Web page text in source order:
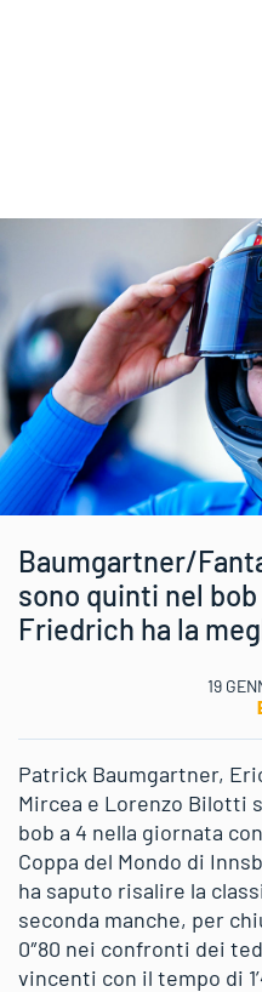
Baumgartner/
sono quinti nel
Friedrich ha la
19
Patrick Baumgartner,
Mircea e Lorenzo Bilotti
bob a 4 nella giornata
Coppa del Mondo di
ha saputo risalire la
seconda manche, per
0″80 nei confronti dei
vincenti con il tempo di